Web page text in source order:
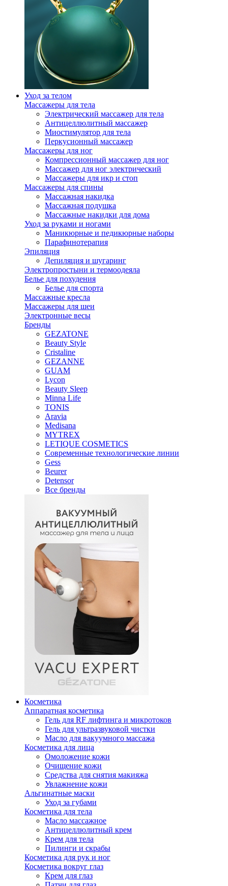
Уход за телом
Массажеры для тела
Электрический массажер для тела
Антицеллюлитный массажер
Миостимулятор для тела
Перкусионный массажер
Массажеры для ног
Компрессионный массажер для ног
Массажер для ног электрический
Массажеры для икр и стоп
Массажеры для спины
Массажная накидка
Массажная подушка
Массажные накидки для дома
Уход за руками и ногами
Маникюрные и педикюрные наборы
Парафинотерапия
Эпиляция
Депиляция и шугаринг
Электропростыни и термоодеяла
Белье для похудения
Белье для спорта
Массажные кресла
Массажеры для шеи
Электронные весы
Бренды
GEZATONE
Beauty Style
Cristaline
GEZANNE
GUAM
Lycon
Beauty Sleep
Minna Life
TONIS
Aravia
Medisana
MYTREX
LETIQUE COSMETICS
Современные технологические линии
Gess
Beurer
Detensor
Все бренды
Косметика
Аппаратная косметика
Гель для RF лифтинга и микротоков
Гель для ультразвуковой чистки
Масло для вакуумного массажа
Косметика для лица
Омоложение кожи
Очищение кожи
Средства для снятия макияжа
Увлажнение кожи
Альгинатные маски
Уход за губами
Косметика для тела
Масло массажное
Антицеллюлитный крем
Крем для тела
Пилинги и скрабы
Косметика для рук и ног
Косметика вокруг глаз
Крем для глаз